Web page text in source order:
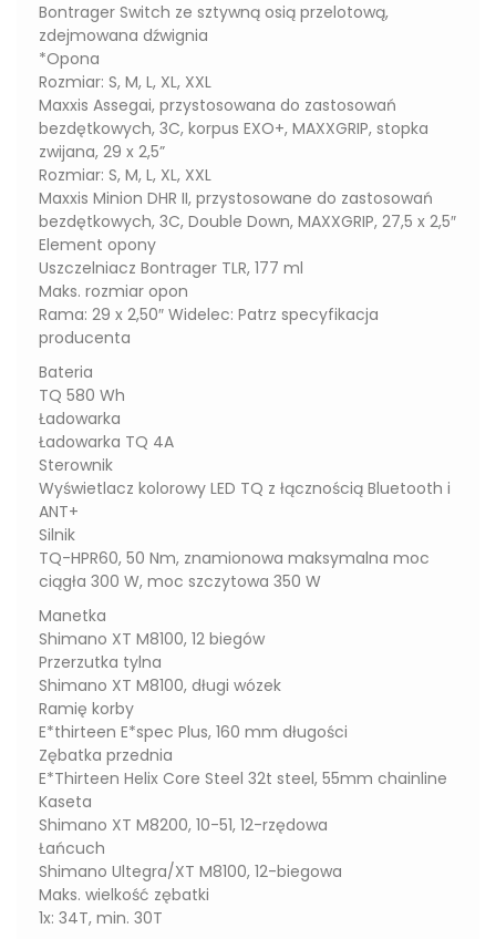
Bontrager Switch ze sztywną osią przelotową,
zdejmowana dźwignia
*Opona
Rozmiar: S, M, L, XL, XXL
Maxxis Assegai, przystosowana do zastosowań
bezdętkowych, 3C, korpus EXO+, MAXXGRIP, stopka
zwijana, 29 x 2,5”
Rozmiar: S, M, L, XL, XXL
Maxxis Minion DHR II, przystosowane do zastosowań
bezdętkowych, 3C, Double Down, MAXXGRIP, 27,5 x 2,5″
Element opony
Uszczelniacz Bontrager TLR, 177 ml
Maks. rozmiar opon
Rama: 29 x 2,50″ Widelec: Patrz specyfikacja
producenta
Bateria
TQ 580 Wh
Ładowarka
Ładowarka TQ 4A
Sterownik
Wyświetlacz kolorowy LED TQ z łącznością Bluetooth i
ANT+
Silnik
TQ-HPR60, 50 Nm, znamionowa maksymalna moc
ciągła 300 W, moc szczytowa 350 W
Manetka
Shimano XT M8100, 12 biegów
Przerzutka tylna
Shimano XT M8100, długi wózek
Ramię korby
E*thirteen E*spec Plus, 160 mm długości
Zębatka przednia
E*Thirteen Helix Core Steel 32t steel, 55mm chainline
Kaseta
Shimano XT M8200, 10-51, 12-rzędowa
Łańcuch
Shimano Ultegra/XT M8100, 12-biegowa
Maks. wielkość zębatki
1x: 34T, min. 30T